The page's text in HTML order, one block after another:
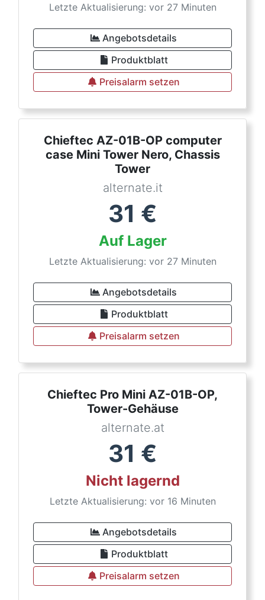
Letzte Aktualisierung: vor 27 Minuten
Angebotsdetails
Produktblatt
Preisalarm setzen
Chieftec AZ-01B-OP computer
case Mini Tower Nero, Chassis
Tower
alternate.it
31 €
Auf Lager
Letzte Aktualisierung: vor 27 Minuten
Angebotsdetails
Produktblatt
Preisalarm setzen
Chieftec Pro Mini AZ-01B-OP,
Tower-Gehäuse
alternate.at
31 €
Nicht lagernd
Letzte Aktualisierung: vor 16 Minuten
Angebotsdetails
Produktblatt
Preisalarm setzen